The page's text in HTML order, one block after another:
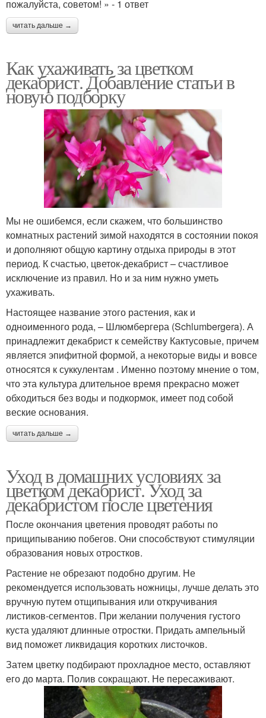
пожалуйста, советом! » - 1 ответ
читать дальше →
Как ухаживать за цветком
декабрист. Добавление статьи в
новую подборку
Мы не ошибемся, если скажем, что большинство
комнатных растений зимой находятся в состоянии покоя
и дополняют общую картину отдыха природы в этот
период. К счастью, цветок-декабрист – счастливое
исключение из правил. Но и за ним нужно уметь
ухаживать.
Настоящее название этого растения, как и
одноименного рода, – Шлюмбергера (Schlumbergera). А
принадлежит декабрист к семейству Кактусовые, причем
является эпифитной формой, а некоторые виды и вовсе
относятся к суккулентам . Именно поэтому мнение о том,
что эта культура длительное время прекрасно может
обходиться без воды и подкормок, имеет под собой
веские основания.
читать дальше →
Уход в домашних условиях за
цветком декабрист. Уход за
декабристом после цветения
После окончания цветения проводят работы по
прищипыванию побегов. Они способствуют стимуляции
образования новых отростков.
Растение не обрезают подобно другим. Не
рекомендуется использовать ножницы, лучше делать это
вручную путем отщипывания или откручивания
листиков-сегментов. При желании получения густого
куста удаляют длинные отростки. Придать ампельный
вид поможет ликвидация коротких листочков.
Затем цветку подбирают прохладное место, оставляют
его до марта. Полив сокращают. Не пересаживают.